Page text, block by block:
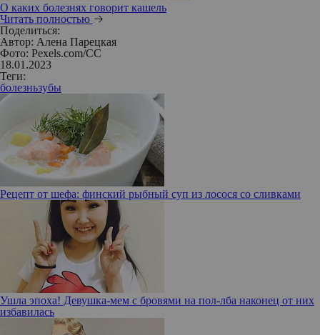
О каких болезнях говорит кашель
Читать полностью
Поделиться:
Автор: Алена Парецкая
Фото: Pexels.com/CC
18.01.2023
Теги:
болезньзубы
Рецепт от шефа: финский рыбный суп из лосося со сливками
Ушла эпоха! Девушка-мем с бровями на пол-лба наконец от них
избавилась